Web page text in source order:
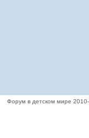
Форум в детском мире